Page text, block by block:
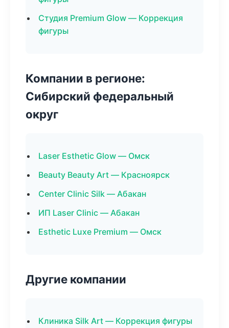
Студия Premium Glow — Коррекция
фигуры
Компании в регионе:
Сибирский федеральный
округ
Laser Esthetic Glow — Омск
Beauty Beauty Art — Красноярск
Center Clinic Silk — Абакан
ИП Laser Clinic — Абакан
Esthetic Luxe Premium — Омск
Другие компании
Клиника Silk Art — Коррекция фигуры